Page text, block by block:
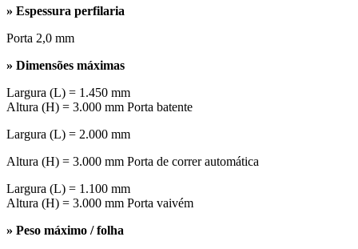
» Espessura perfilaria
Porta 2,0 mm
» Dimensões máximas
Largura (L) = 1.450 mm
Altura (H) = 3.000 mm Porta batente
Largura (L) = 2.000 mm
Altura (H) = 3.000 mm Porta de correr automática
Largura (L) = 1.100 mm
Altura (H) = 3.000 mm Porta vaivém
» Peso máximo / folha